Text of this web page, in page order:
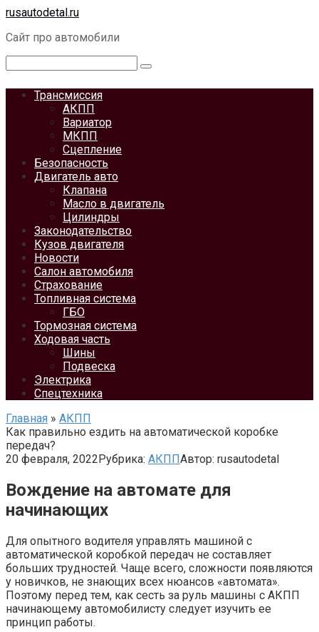
Перейти
контенту
rusautodetal.ru
Сайт про автомобили
Трансмиссия
АКПП
Вариатор
МКПП
Сцепление
Безопасность
Двигатель авто
Клапана
Масло в двигатель
Цилиндры
Законодательство
Кузов двигателя
Новости
Салон автомобиля
Страхование
Топливная система
ГБО
Тормозная система
Ходовая часть
Шины
Подвеска
Электрика
Спецтехника
Главная » АКПП
Как правильно ездить на автоматической коробке
передач?
20 февраля, 2022Рубрика: АКППАвтор: rusautodetal
Вождение на автомате для
начинающих
Для опытного водителя управлять машиной с
автоматической коробкой передач не составляет
больших трудностей. Чаще всего, сложности появляются
у новичков, не знающих всех нюансов «автомата».
Поэтому перед тем, как сесть за руль машины с АКПП
начинающему автомобилисту следует изучить ее
принцип работы.